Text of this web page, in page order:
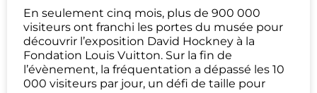
En seulement cinq mois, plus de 900 000
visiteurs ont franchi les portes du musée pour
découvrir l’exposition David Hockney à la
Fondation Louis Vuitton. Sur la fin de
l’évènement, la fréquentation a dépassé les 10
000 visiteurs par jour, un défi de taille pour